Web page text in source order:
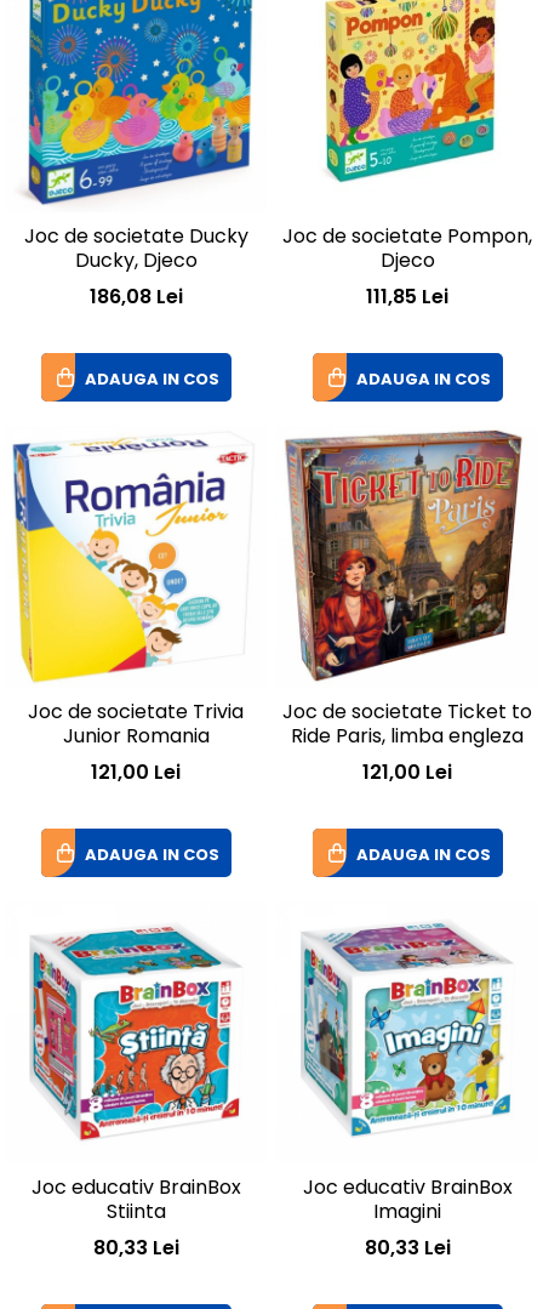
Joc de societate Ducky
Ducky, Djeco
186,08 Lei
ADAUGA IN COS
Joc de societate Pompon,
Djeco
111,85 Lei
ADAUGA IN COS
Joc de societate Trivia
Junior Romania
121,00 Lei
ADAUGA IN COS
Joc de societate Ticket to
Ride Paris, limba engleza
121,00 Lei
ADAUGA IN COS
Joc educativ BrainBox
Stiinta
80,33 Lei
Joc educativ BrainBox
Imagini
80,33 Lei